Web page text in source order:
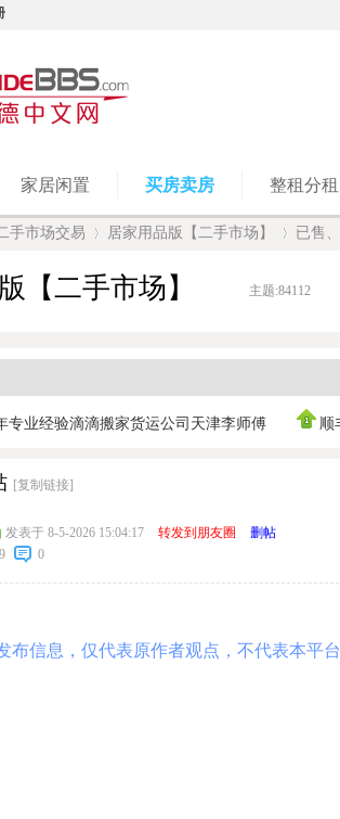
家居闲置 买房卖房 整租分租
手市场交易 居家用品版【二手市场】 已售
【二手市场】 主题:84112
专业经验滴滴搬家货运公司天津李师傅 顺
[复制链接]
发表于 8-5-2026 15:04:17 转发到朋友圈
删帖
0
布信息，仅代表原作者观点，不代表本平台